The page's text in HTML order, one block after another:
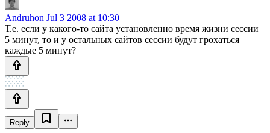
Andruhon Jul 3 2008 at 10:30
Т.е. если у какого-то сайта установленно время жизни сессии
5 минут, то и у остальных сайтов сессии будут грохаться
каждые 5 минут?
Reply